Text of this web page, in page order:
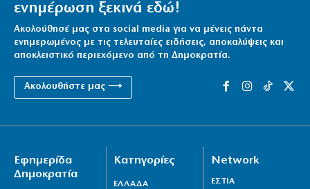
ενημέρωση ξεκινά εδώ!
Ακολούθησέ μας στα social media για να μένεις πάντα
ενημερωμένος με τις τελευταίες ειδήσεις, αποκαλύψεις και
αποκλειστικό περιεχόμενο από τη Δημοκρατία.
Ακολουθήστε μας ⟶
Εφημερίδα
Δημοκρατία
Κατηγορίες
ΕΛΛΑΔΑ
Network
ΕΣΤΙΑ